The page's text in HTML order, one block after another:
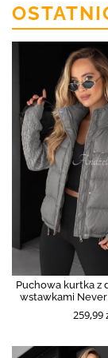
Puchowa kurtka z
wstawkami Never
259,99